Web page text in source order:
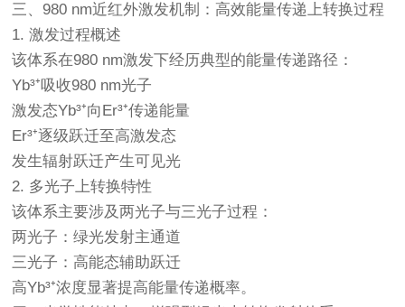
三、980 nm近红外激发机制：高效能量传递上转换过程
1. 激发过程概述
该体系在980 nm激发下经历典型的能量传递路径：
Yb³⁺吸收980 nm光子
激发态Yb³⁺向Er³⁺传递能量
Er³⁺逐级跃迁至高激发态
发生辐射跃迁产生可见光
2. 多光子上转换特性
该体系主要涉及两光子与三光子过程：
两光子：绿光发射主通道
三光子：高能态辅助跃迁
高Yb³⁺浓度显著提高能量传递概率。